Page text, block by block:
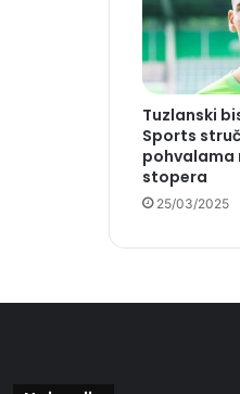
Tuzlanski
Sports
pohvalama
stopera
25/03/2025